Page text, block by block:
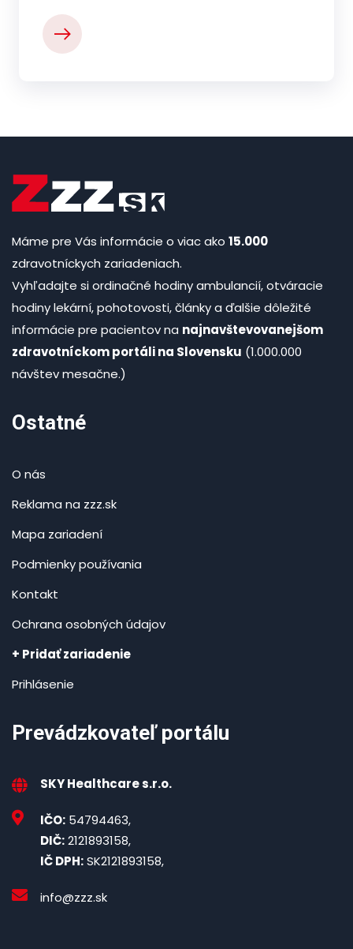
Máme pre Vás informácie o viac ako 15.000
zdravotníckych zariadeniach.
Vyhľadajte si ordinačné hodiny ambulancií, otváracie
hodiny lekární, pohotovosti, články a ďalšie dôležité
informácie pre pacientov na najnavštevovanejšom
zdravotníckom portáli na Slovensku (1.000.000
návštev mesačne.)
Ostatné
O nás
Reklama na zzz.sk
Mapa zariadení
Podmienky používania
Kontakt
Ochrana osobných údajov
+ Pridať zariadenie
Prihlásenie
Prevádzkovateľ portálu
SKY Healthcare s.r.o.
IČO: 54794463,
DIČ:2121893158,
IČ DPH:SK2121893158,
info@zzz.sk